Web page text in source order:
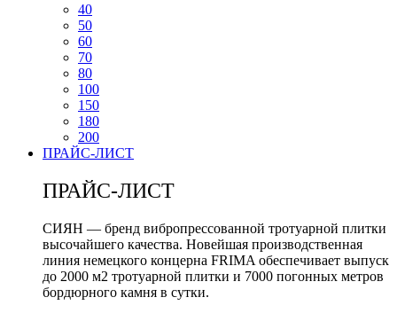
40
50
60
70
80
100
150
180
200
ПРАЙС-ЛИСТ
ПРАЙС-ЛИСТ
СИЯН — бренд вибропрессованной тротуарной плитки
высочайшего качества. Новейшая производственная
линия немецкого концерна FRIMA обеспечивает выпуск
до 2000 м2 тротуарной плитки и 7000 погонных метров
бордюрного камня в сутки.